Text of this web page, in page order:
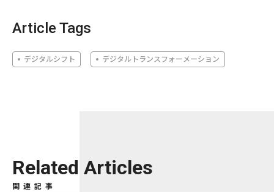
Article Tags
デジタルシフト デジタルトランスフォーメーション
Related Articles
関連記事